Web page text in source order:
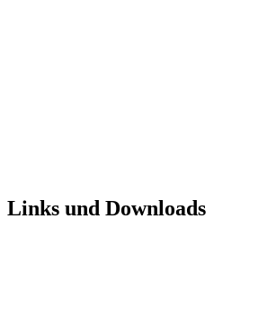
Links und Downloads